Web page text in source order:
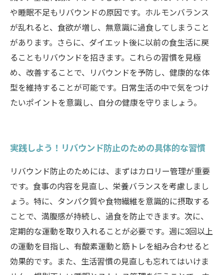
や睡眠不足もリバウンドの原因です。ホルモンバランス
が乱れると、食欲が増し、無意識に過食してしまうこと
があります。さらに、ダイエット後に以前の食生活に戻
ることもリバウンドを招きます。これらの習慣を見極
め、改善することで、リバウンドを予防し、健康的な体
型を維持することが可能です。日常生活の中で気をつけ
たいポイントを意識し、自分の健康を守りましょう。
実践しよう！リバウンド防止のための具体的な習慣
リバウンド防止のためには、まずはカロリー管理が重要
です。食事の内容を見直し、栄養バランスを考慮しまし
ょう。特に、タンパク質や食物繊維を意識的に摂取する
ことで、満腹感が持続し、過食を防止できます。次に、
定期的な運動を取り入れることが必要です。週に3回以上
の運動を目指し、有酸素運動と筋トレを組み合わせると
効果的です。また、生活習慣の見直しも忘れてはいけま